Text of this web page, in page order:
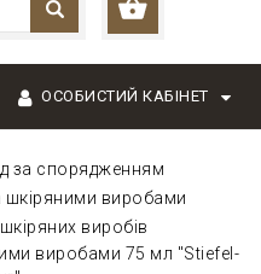
ОСОБИСТИЙ КАБІНЕТ
за спорядженням
шкіряними виробами
виробів
виробами 75 мл "Stiefel-